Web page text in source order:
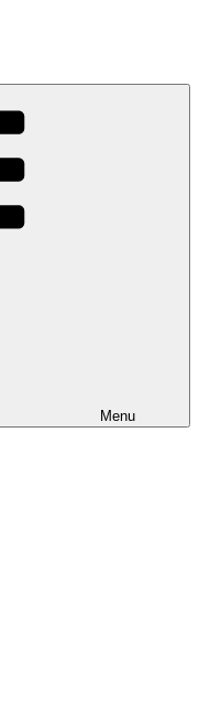
Menu